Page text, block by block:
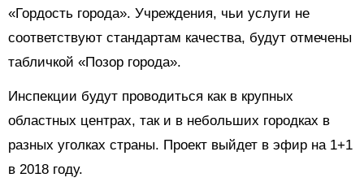
«Гордость города». Учреждения, чьи услуги не
соответствуют стандартам качества, будут отмечены
табличкой «Позор города».
Инспекции будут проводиться как в крупных
областных центрах, так и в небольших городках в
разных уголках страны. Проект выйдет в эфир на 1+1
в 2018 году.